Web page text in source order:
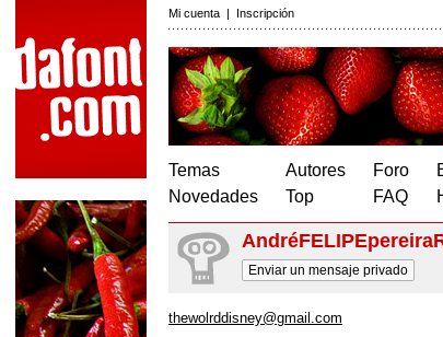
Mi cuenta | Inscripción
Temas
Novedades
Autores
Top
Foro
FAQ
Enviar un mensaje privado
thewolrddisney@gmail.com